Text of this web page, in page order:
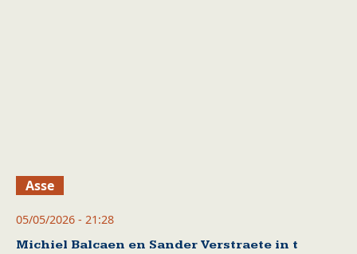
Asse
05/05/2026 - 21:28
Michiel Balcaen en Sander Verstraete in t